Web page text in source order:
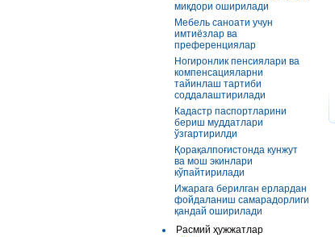
миқдори оширилади
Мебель саноати учун
имтиёзлар ва
преференциялар
Ногиронлик пенсиялари ва
компенсацияларни
тайинлаш тартиби
соддалаштирилади
Кадастр паспортларини
бериш муддатлари
ўзгартирилди
Қорақалпоғистонда кунжут
ва мош экинлари
кўпайтирилади
Ижарага берилган ерлардан
фойдаланиш самарадорлиги
қандай оширилади
Расмий ҳужжатлар